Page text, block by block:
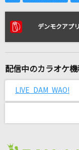
リアル
NEW ERA(ビデ
夜明けまで強が
デンモクアプ
配信中のカラオケ機
LIVE DAM WAO!